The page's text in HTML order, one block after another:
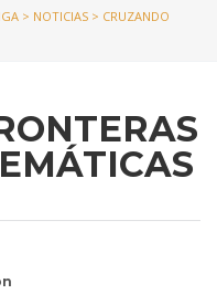
> NOTICIAS > CRUZANDO